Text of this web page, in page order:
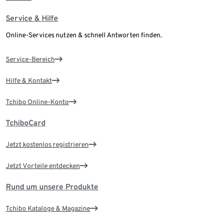
Service & Hilfe
Online-Services nutzen & schnell Antworten finden.
Service-Bereich
Hilfe & Kontakt
Tchibo Online-Konto
TchiboCard
Jetzt kostenlos registrieren
Jetzt Vorteile entdecken
Rund um unsere Produkte
Tchibo Kataloge & Magazine